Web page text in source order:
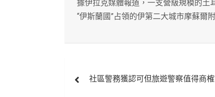
據伊拉克媒體報道，一支營級規模的土
“伊斯蘭國”占領的伊第二大城市摩蘇爾
章
社區警務獲認可但旅遊警察值得商榷